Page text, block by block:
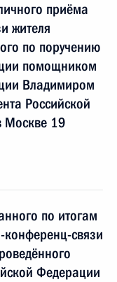
приёма
жителя
по поручению
помощником
Владимиром
Российской
Москве 19
по итогам
связи
Федерации